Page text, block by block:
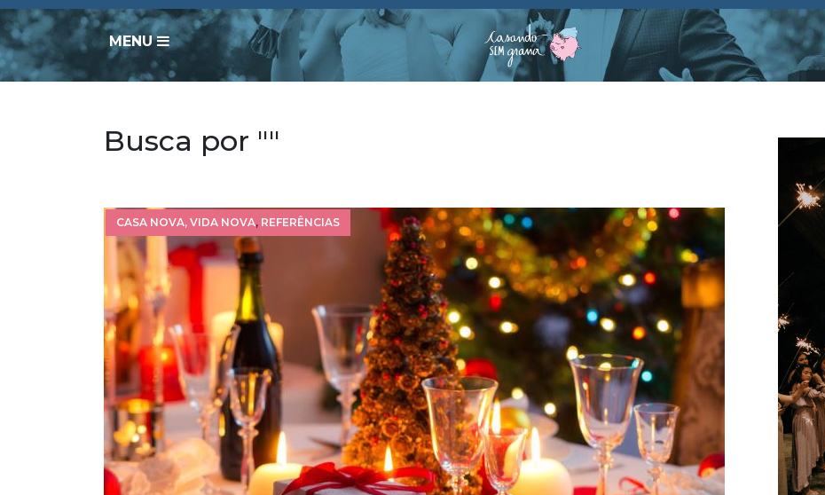
MENU
Busca por ""
CASA NOVA, VIDA NOVA, REFERÊNCIAS